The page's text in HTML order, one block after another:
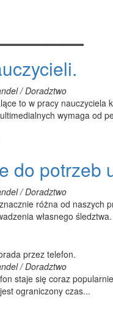
/ Doradztwo
to w pracy
wymaga od
do potrzeb
/ Doradztwo
różna od naszych
własnego
przez telefon.
/ Doradztwo
staje się coraz
ograniczony czas...